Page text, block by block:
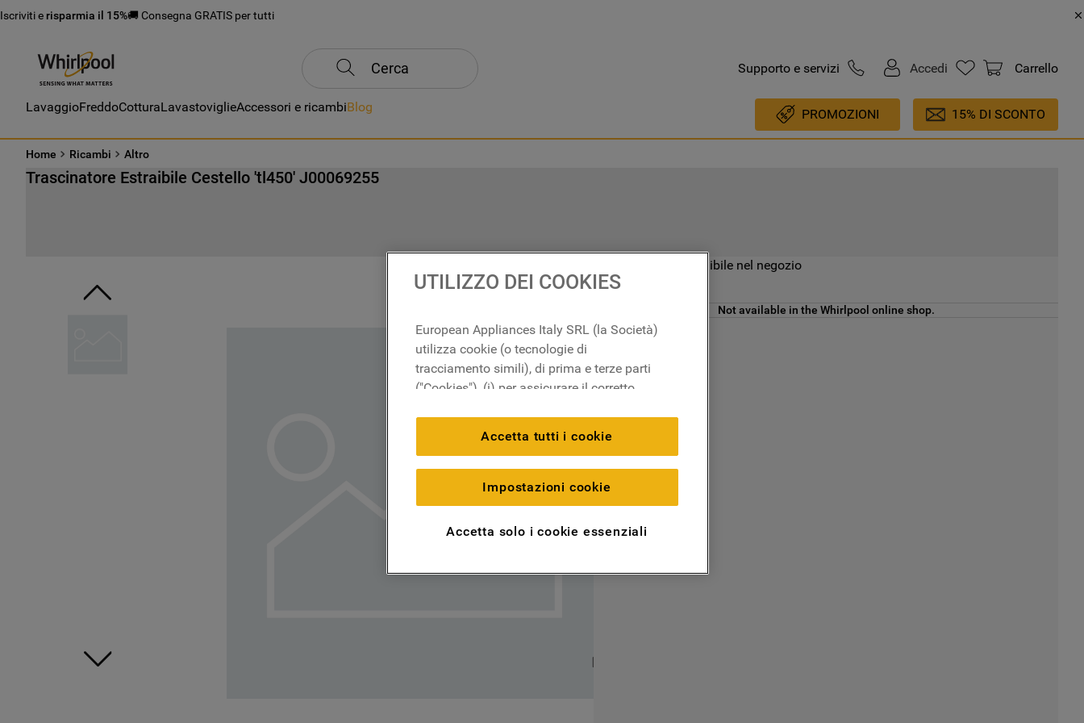
Iscriviti e risparmia il 15%🚚 Consegna GRATIS per tutti
Cerca Supporto e servizi Accedi Carrello
LavaggioFreddoCotturaLavastoviglieAccessori e ricambiBlog PROMOZIONI 15% DI SCONTO
Home Ricambi Altro
Trascinatore Estraibile Cestello 'tl450' J00069255
Prodotto non disponibile nel negozio
Not available in the Whirlpool online shop.
UTILIZZO DEI COOKIES
European Appliances Italy SRL (la Società)
utilizza cookie (o tecnologie di
tracciamento simili), di prima e terze parti
("Cookies"), (i) per assicurare il corretto
migliorare l'esperienza di navigazione
(cookie tecnici), (ii) per finalità statistiche e
per rilevare l’audience del nostro sito e
come interagisce con il sito (cookie
analitici), (iii) per annunci personalizzati e
Accetta tutti i cookie
Impostazioni cookie
Accetta solo i cookie essenziali